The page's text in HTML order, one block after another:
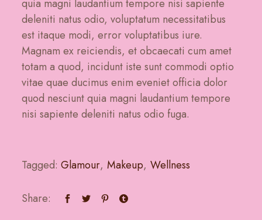
quia magni laudantium tempore nisi sapiente
deleniti natus odio, voluptatum necessitatibus
est itaque modi, error voluptatibus iure.
Magnam ex reiciendis, et obcaecati cum amet
totam a quod, incidunt iste sunt commodi optio
vitae quae ducimus enim eveniet officia dolor
quod nesciunt quia magni laudantium tempore
nisi sapiente deleniti natus odio fuga.
Tagged:Glamour, Makeup, Wellness
Share: